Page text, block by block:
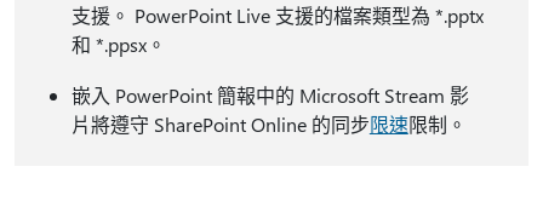
支援。 PowerPoint Live 支援的檔案類型為 *.pptx
和 *.ppsx。
嵌入 PowerPoint 簡報中的 Microsoft Stream 影
片將遵守 SharePoint Online 的同步限速限制。